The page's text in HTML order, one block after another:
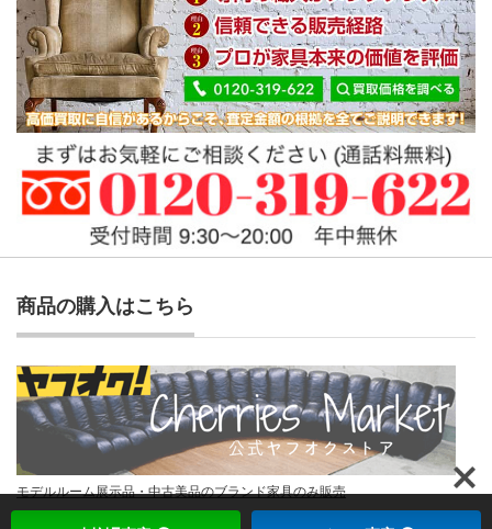
商品の購入はこちら
モデルルーム展示品・中古美品のブランド家具のみ販売